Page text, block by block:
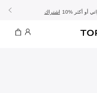
العمل اشتراك تفاصيل